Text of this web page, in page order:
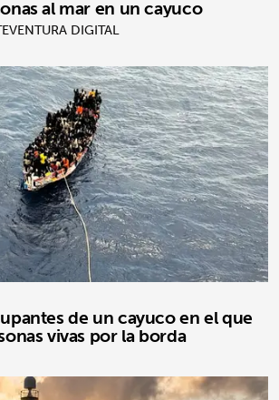
al mar en un cayuco
DIGITAL
de un cayuco en el que
vivas por la borda